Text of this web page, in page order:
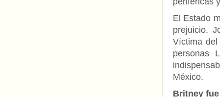
El Estado
prejuicio.
Víctima
personas
México.
Britney